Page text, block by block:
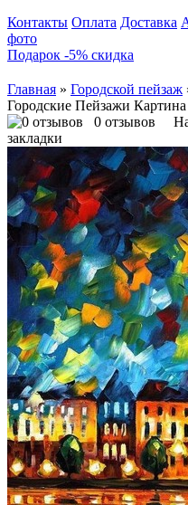
Контакты Оплата Доставка
фото
Подарок -5% скидка
Главная » Городской пейзаж
Городские Пейзажи
0 отзывов
закладки